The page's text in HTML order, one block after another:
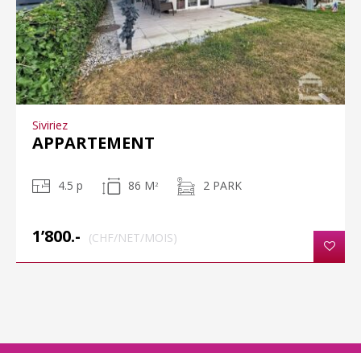
Siviriez
APPARTEMENT
4.5 p 86 M 2 2 PARK
1’800.- (CHF/NET/MOIS)